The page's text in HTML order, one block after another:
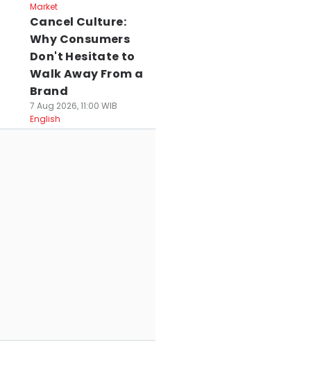
Market
Cancel Culture:
Why Consumers
Don't Hesitate to
Walk Away From a
Brand
7 Aug 2026, 11:00 WIB
English